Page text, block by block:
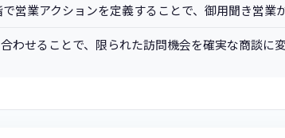
営業アクションを定義することで、御用聞き営業
わせることで、限られた訪問機会を確実な商談に